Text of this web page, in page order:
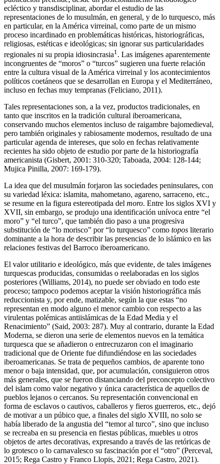
ecléctico y transdisciplinar, abordar el estudio de las
representaciones de lo musulmán, en general, y de lo turquesco, más
en particular, en la América virreinal, como parte de un mismo
proceso incardinado en problemáticas históricas, historiográficas,
religiosas, estéticas e ideológicas; sin ignorar sus particularidades
regionales ni su propia idiosincrasia1 . Las imágenes aparentemente
incongruentes de “moros” o “turcos” sugieren una fuerte relación
entre la cultura visual de la América virreinal y los acontecimientos
políticos coetáneos que se desarrollan en Europa y el Mediterráneo,
incluso en fechas muy tempranas (Feliciano, 2011).
Tales representaciones son, a la vez, productos tradicionales, en
tanto que inscritos en la tradición cultural iberoamericana,
conservando muchos elementos incluso de raigambre bajomedieval,
pero también originales y rabiosamente modernos, resultado de una
particular agenda de intereses, que solo en fechas relativamente
recientes ha sido objeto de estudio por parte de la historiografía
americanista (Gisbert, 2001: 310-320; Taboada, 2004: 128-144;
Mujica Pinilla, 2007: 169-179).
La idea que del musulmán forjaron las sociedades peninsulares, con
su variedad léxica: islamita, mahometano, agareno, sarraceno, etc.,
se resume en la figura estereotipada del moro. Entre los siglos XVI y
XVII, sin embargo, se produjo una identificación unívoca entre “el
moro” y “el turco”, que también dio paso a una progresiva
substitución de “lo morisco” por “lo turquesco” como topos literario
dominante a la hora de describir las presencias de lo islámico en las
relaciones festivas del Barroco iberoamericano.
El valor utilitario e ideológico, más que evidente, de tales imágenes
turquescas producidas, consumidas o reelaboradas en los siglos
posteriores (Williams, 2014), no puede ser obviado en todo este
proceso; tampoco podemos aceptar la visión historiográfica más
reduccionista y, por ende, matizable, según la que estas “no
representan en modo alguno el menor cambio con respecto a las
virulentas polémicas antiislámicas de la Edad Media y el
Renacimiento” (Said, 2003: 287). Muy al contrario, durante la Edad
Moderna, se dieron una serie de elementos nuevos en la temática
turquesca que se añadieron o entrecruzaron con el imaginario
tradicional que de Oriente fue difundiéndose en las sociedades
iberoamericanas. Se trata de pequeños cambios, de aparente tono
menor o baja intensidad, que, por acumulación, consiguieron otros
más generales, que se fueron distanciando del preconcepto colectivo
del islam como valor negativo y única característica de aquellos de
pueblos lejanos o cercanos. Su representación convencional en
forma de esclavos o cautivos, caballeros y fieros guerreros, etc., dejó
de motivar a un púbico que, a finales del siglo XVIII, no solo se
había liberado de la angustia del “temor al turco”, sino que incluso
se recreaba en su presencia en fiestas públicas, muebles u otros
objetos de artes decorativas, expresando a través de las retóricas de
lo grotesco o lo carnavalesco su fascinación por el “otro” (Perceval,
2015; Rega Castro y Franco Llopis, 2021; Rega Castro, 2021).